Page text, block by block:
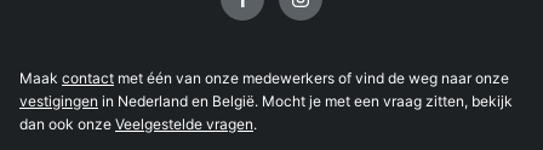
Maak contact met één van onze medewerkers of vind de weg naar onze
vestigingen in Nederland en België. Mocht je met een vraag zitten, bekijk
dan ook onze Veelgestelde vragen.